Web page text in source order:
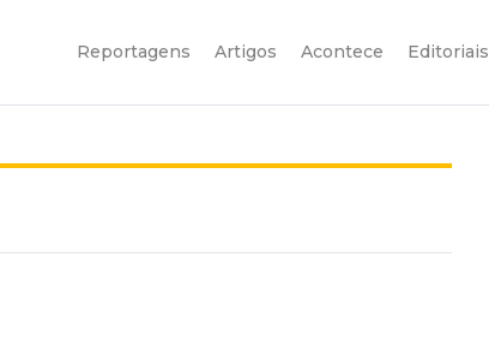
Reportagens Artigos Acontece Editoriais